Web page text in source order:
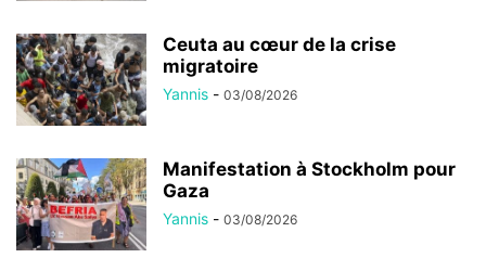
Ceuta au cœur de la crise
migratoire
Yannis - 03/08/2026
Manifestation à Stockholm pour
Gaza
Yannis - 03/08/2026